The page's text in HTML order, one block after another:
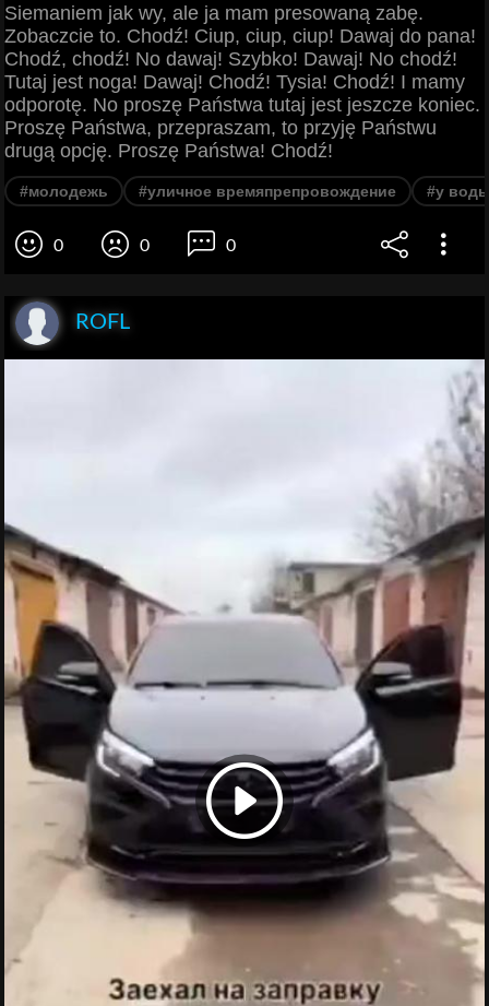
Siemaniem jak wy, ale ja mam presowaną zabę.
Zobaczcie to. Chodź! Ciup, ciup, ciup! Dawaj do pana!
Chodź, chodź! No dawaj! Szybko! Dawaj! No chodź!
Tutaj jest noga! Dawaj! Chodź! Tysia! Chodź! I mamy
odporotę. No proszę Państwa tutaj jest jeszcze koniec.
Proszę Państwa, przepraszam, to przyję Państwu
drugą opcję. Proszę Państwa! Chodź!
#молодежь #уличное времяпрепровождение #у
0 0 0
ROFL